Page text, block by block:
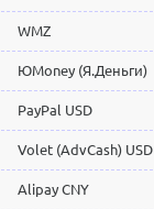
WMZ
ЮMoney (Я.Деньги)
PayPal USD
Volet (AdvCash) USD
Alipay CNY